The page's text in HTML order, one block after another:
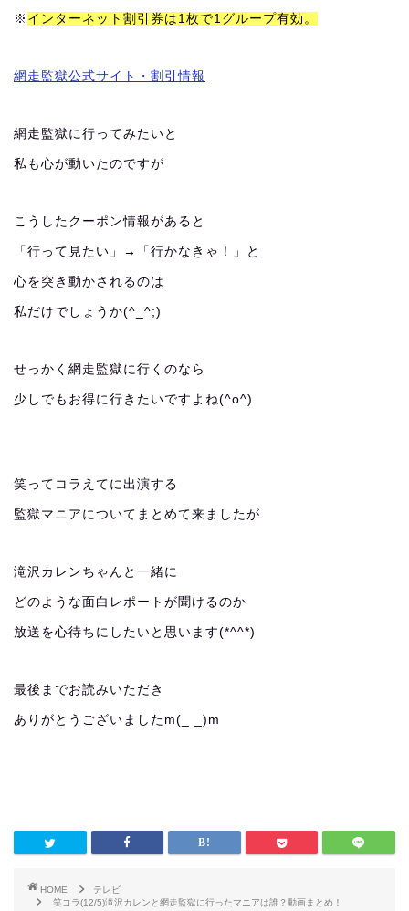
※ インターネット割引券は1枚で1グループ有効。
網走監獄公式サイト・割引情報
網走監獄に行ってみたいと
私も心が動いたのですが
こうしたクーポン情報があると
「行って見たい」→「行かなきゃ！」と
心を突き動かされるのは
私だけでしょうか(^_^;)
せっかく網走監獄に行くのなら
少しでもお得に行きたいですよね(^o^)
笑ってコラえてに出演する
監獄マニアについてまとめて来ましたが
滝沢カレンちゃんと一緒に
どのような面白レポートが聞けるのか
放送を心待ちにしたいと思います(*^^*)
最後までお読みいただき
ありがとうございましたm(_ _)m
HOME
テレビ
笑コラ(12/5)滝沢カレンと網走監獄に行ったマニアは誰？動画まとめ！